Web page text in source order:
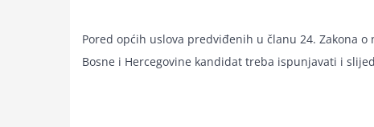
Pored općih uslova predviđenih u članu 24. Zakona
Bosne i Hercegovine kandidat treba ispunjavati i